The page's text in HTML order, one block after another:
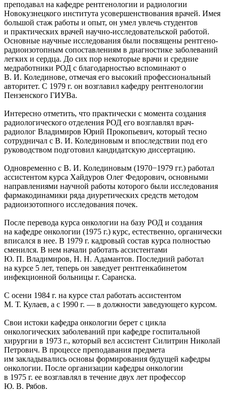
преподавал на кафедре рентгенологии и радиологии
Новокузнецкого института усовершенствования врачей. Имея
большой стаж работы и опыт, он умел увлечь студентов
и практических врачей научно-исследовательской работой.
Основные научные исследования были посвящены рентгено-
радиоизотопным сопоставлениям в диагностике заболеваний
легких и сердца. До сих пор некоторые врачи и средние
медработники РОД с благодарностью вспоминают о
В. И. Колединове, отмечая его высокий профессиональный
авторитет. С 1979 г. он возглавил кафедру рентгенологии
Пензенского ГИУВа.
Интересно отметить, что практически с момента создания
радиологического отделения РОД его возглавлял врач-
радиолог Владимиров Юрий Прокопьевич, который тесно
сотрудничал с В. И. Колединовым и впоследствии под его
руководством подготовил кандидатскую диссертацию.
Одновременно с В. И. Колединовым (1970−1979 гг.) работал
ассистентом курса Хайдуров Олег Федорович, основными
направлениями научной работы которого были исследования
фармакодинамики ряда диуретических средств методом
радиоизотопного исследования почек.
После перевода курса онкологии на базу РОД и создания
на кафедре онкологии (1975 г.) курс, естественно, органически
вписался в нее. В 1979 г. кадровый состав курса полностью
сменился. В нем начали работать ассистентами
Ю. П. Владимиров, Н. Н. Адамантов. Последний работал
на курсе 5 лет, теперь он заведует рентгенкабинетом
инфекционной больницы г. Саранска.
С осени 1984 г. на курсе стал работать ассистентом
М. Т. Кулаев, а с 1990 г. — в должности заведующего курсом.
Свои истоки кафедра онкологии берет с цикла
онкологических заболеваний при кафедре госпитальной
хирургии в 1973 г., который вел ассистент Силитрин Николай
Петрович. В процессе преподавания предмета
им закладывались основы формирования будущей кафедры
онкологии. После организации кафедры онкологии
в 1975 г. ее возглавлял в течение двух лет профессор
Ю. В. Рябов.